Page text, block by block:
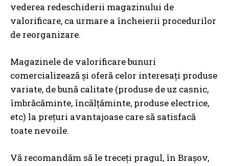
vederea redeschiderii magazinului de
valorificare, ca urmare a încheierii procedurilor
de reorganizare.
Magazinele de valorificare bunuri
comercializează şi oferă celor interesaţi produse
variate, de bună calitate (produse de uz casnic,
îmbrăcăminte, încălţăminte, produse electrice,
etc) la preţuri avantajoase care să satisfacă
toate nevoile.
Vă recomandăm să le treceţi pragul, în Braşov,